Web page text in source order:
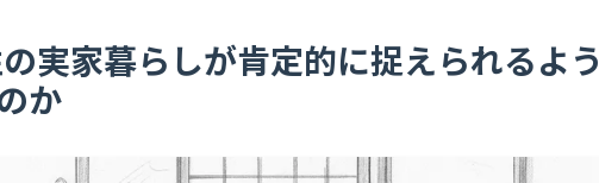
実家暮らしが肯定的に捉えられるよう
か